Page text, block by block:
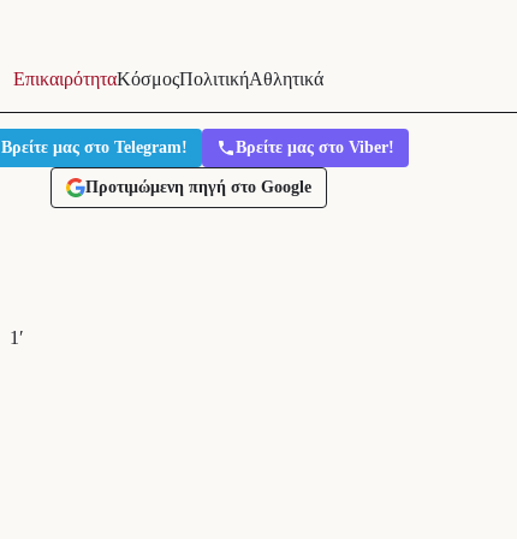
ΕπικαιρότηταΚόσμοςΠολιτικήΑθλητικά
Βρείτε μας στο Telegram! Βρείτε μας στο Viber!
Προτιμώμενη πηγή στο Google
1′